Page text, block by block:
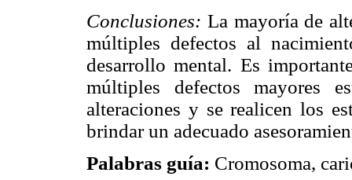
Conclusiones: La mayoría de
múltiples defectos al
desarrollo mental. Es
múltiples defectos mayores
alteraciones y se realicen los
brindar un adecuado
Palabras guía: Cromosoma,